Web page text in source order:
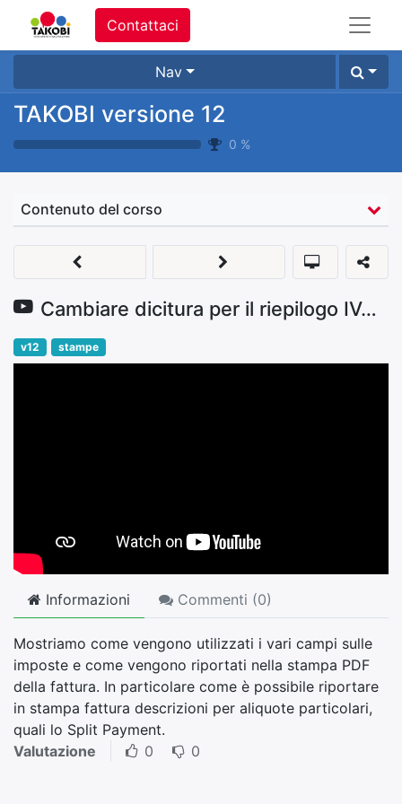
Contattaci
Nav
TAKOBI versione 12
0 %
Contenuto del corso
Cambiare dicitura per il riepilogo IVA nella stampa fattura
v12 stampe
Informazioni Commenti (0)
Mostriamo come vengono utilizzati i vari campi sulle
imposte e come vengono riportati nella stampa PDF
della fattura. In particolare come è possibile riportare
in stampa fattura descrizioni per aliquote particolari,
quali lo Split Payment.
Valutazione
0 0